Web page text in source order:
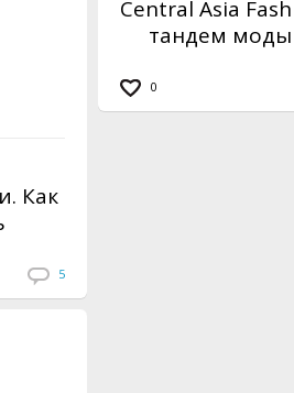
5
Как
0
Central Asia
тандем